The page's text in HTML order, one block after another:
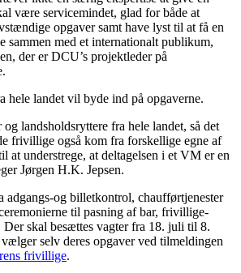
være servicemindet, glad for både at
opgaver samt have lyst til at få en
sammen med et internationalt publikum,
der er DCU’s projektleder på
hele landet vil byde ind på opgaverne.
landsholdsryttere fra hele landet, så det
frivillige også kom fra forskellige egne af
at understrege, at deltagelsen i et VM er en
Jørgen H.K. Jepsen.
adgangs-og billetkontrol, chaufførtjenester
til pasning af bar, frivillige-
Der skal besættes vagter fra 18. juli til 8.
selv deres opgaver ved tilmeldingen
frivillige.